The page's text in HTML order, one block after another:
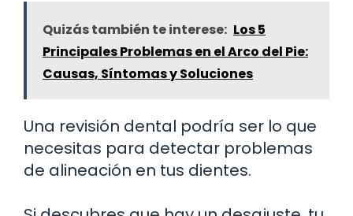
Quizás también te interese: Los 5
Principales Problemas en el Arco del Pie:
Causas, Síntomas y Soluciones
Una revisión dental podría ser lo que
necesitas para detectar problemas
de alineación en tus dientes.